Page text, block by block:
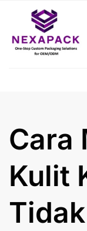
content
Cara
Kulit